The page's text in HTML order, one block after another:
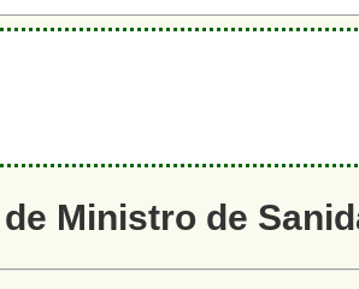
Ministro de